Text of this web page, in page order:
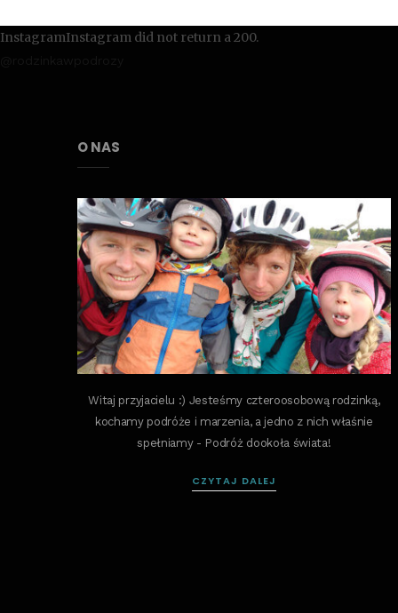
InstagramInstagram did not return a 200.
O NAS
Witaj przyjacielu :) Jesteśmy czteroosobową rodzinką,
kochamy podróże i marzenia, a jedno z nich właśnie
spełniamy - Podróż dookoła świata!
CZYTAJ DALEJ